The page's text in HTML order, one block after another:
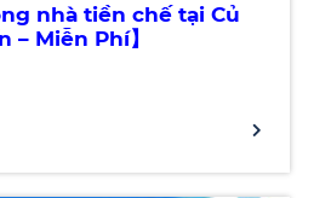
nhà tiền chế tại Củ
– Miễn Phí】